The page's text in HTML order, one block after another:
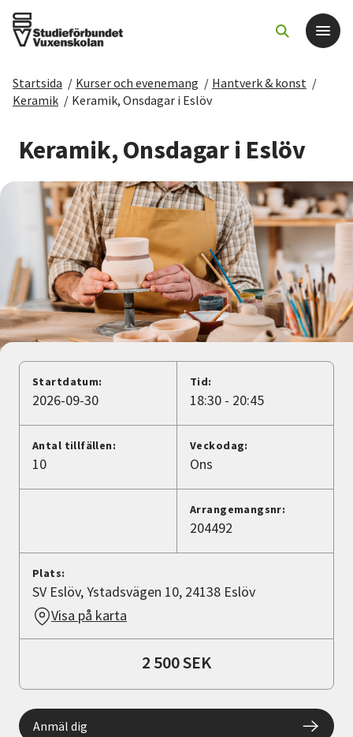
Det här gör vi
För dig som
Sök kurser och evenemang
Om SV
Starta studiecirkel
Cirkelledare
Nyheter
Avdelningar
Lyssna
Startsida / Kurser och evenemang / Hantverk & konst /
Keramik / Keramik, Onsdagar i Eslöv
Keramik, Onsdagar i Eslöv
Startdatum:
2026-09-30
Tid:
18:30 - 20:45
Antal tillfällen:
10
Veckodag:
Ons
Arrangemangsnr:
204492
Plats:
SV Eslöv, Ystadsvägen 10, 24138 Eslöv
Visa på karta
2 500 SEK
Anmäl dig